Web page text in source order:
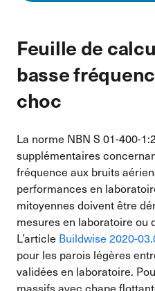
Feuille de
basse
choc
La norme NBN S 01-400-
supplémentaires
fréquence aux bruits
performances en
mitoyennes doivent être
mesures en laboratoire ou
L’article Buildwise 2020-
pour les parois légères
validées en laboratoire.